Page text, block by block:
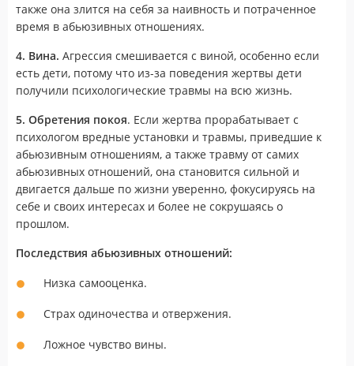
также она злится на себя за наивность и потраченное
время в абьюзивных отношениях.
4. Вина. Агрессия смешивается с виной, особенно если
есть дети, потому что из-за поведения жертвы дети
получили психологические травмы на всю жизнь.
5. Обретения покоя. Если жертва прорабатывает с
психологом вредные установки и травмы, приведшие к
абьюзивным отношениям, а также травму от самих
абьюзивных отношений, она становится сильной и
двигается дальше по жизни уверенно, фокусируясь на
себе и своих интересах и более не сокрушаясь о
прошлом.
Последствия абьюзивных отношений:
Низка самооценка.
Страх одиночества и отвержения.
Ложное чувство вины.